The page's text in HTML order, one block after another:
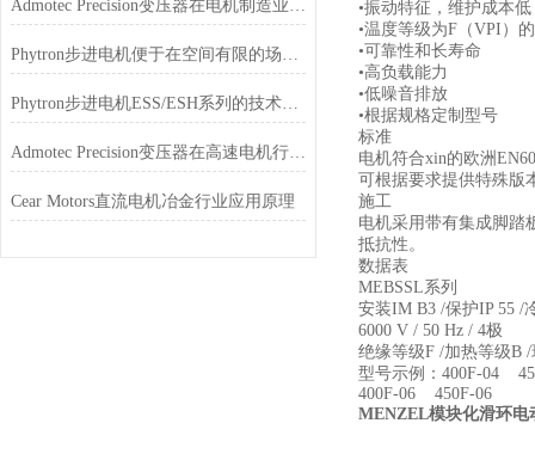
Admotec Precision变压器在电机制造业的应用
Phytron步进电机便于在空间有限的场合安装和使用
Phytron步进电机ESS/ESH系列的技术特点
Admotec Precision变压器在高速电机行业的应用特点
Cear Motors直流电机冶金行业应用原理
•振动特征，维护成本低
•温度等级为F（VPI）
•可靠性和长寿命
•高负载能力
•低噪音排放
•根据规格定制型号
标准
电机符合xin的欧洲
可根据要求提供特殊版
施工
电机采用带有集成脚踏
抵抗性。
数据表
MEBSSL系列
安装IM B3 /保护IP 55 /
6000 V / 50 Hz / 4极
绝缘等级F /加热等级B /
型号示例：400F-04
400F-06 450F-06
MENZEL模块化滑环电